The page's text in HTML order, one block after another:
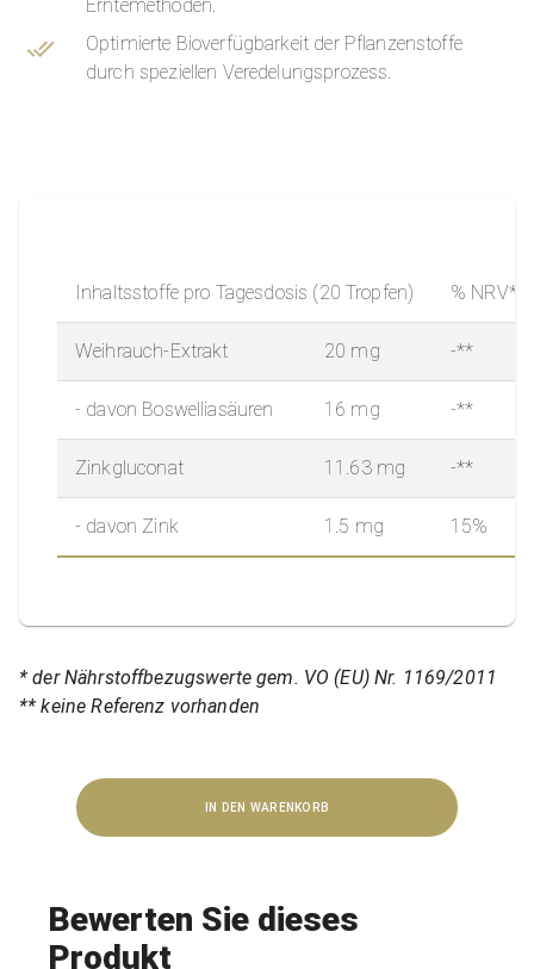
Erntemethoden.
Optimierte Bioverfügbarkeit der Pflanzenstoffe
durch speziellen Veredelungsprozess.
Inhaltsstoffe pro Tagesdosis (20 Tropfen) % NRV*
Weihrauch-Extrakt 20 mg -**
- davon Boswelliasäuren 16 mg -**
Zinkgluconat 11.63 mg -**
- davon Zink 1.5 mg 15%
* der Nährstoffbezugswerte gem. VO (EU) Nr. 1169/2011
** keine Referenz vorhanden
IN DEN WARENKORB
Bewerten Sie dieses
Produkt